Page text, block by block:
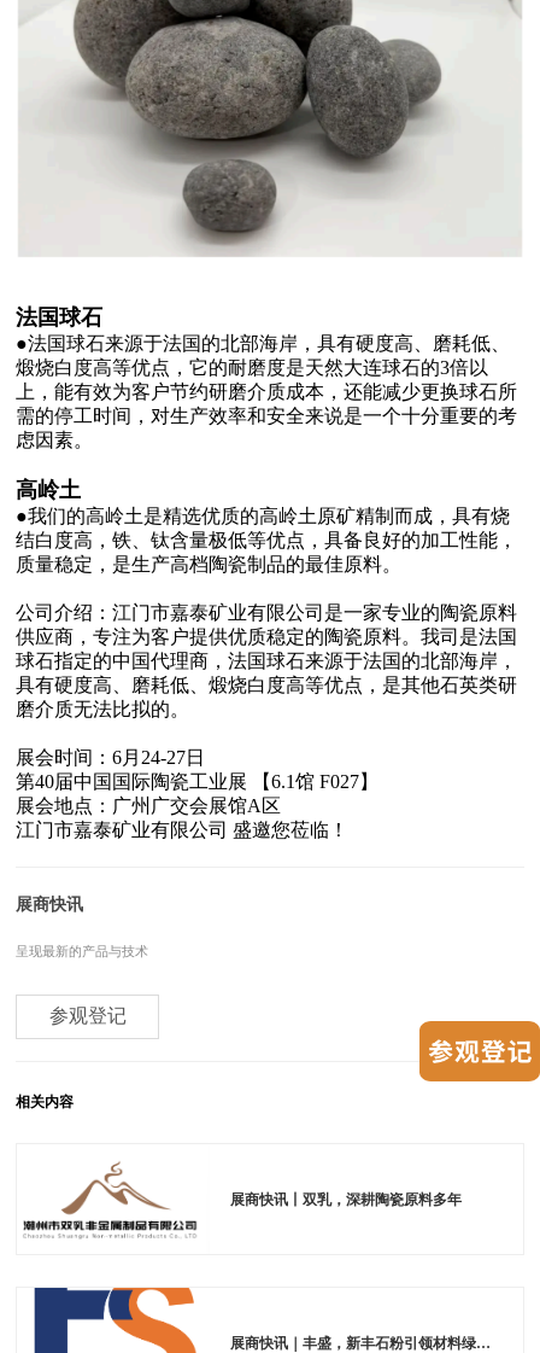
展商快讯
呈现最新的产品与技术
参观登记
相关内容
展商快讯丨双乳，深耕陶瓷原料多年
展商快讯｜丰盛，新丰石粉引领材料绿色发展
法国球石
●法国球石来源于法国的北部海岸，具有硬度高、磨耗低、
煅烧白度高等优点，它的耐磨度是天然大连球石的3倍以
上，能有效为客户节约研磨介质成本，还能减少更换球石所
需的停工时间，对生产效率和安全来说是一个十分重要的考
虑因素。
高岭土
●我们的高岭土是精选优质的高岭土原矿精制而成，具有烧
结白度高，铁、钛含量极低等优点，具备良好的加工性能，
质量稳定，是生产高档陶瓷制品的最佳原料。
公司介绍：江门市嘉泰矿业有限公司是一家专业的陶瓷原料
供应商，专注为客户提供优质稳定的陶瓷原料。我司是法国
球石指定的中国代理商，法国球石来源于法国的北部海岸，
具有硬度高、磨耗低、煅烧白度高等优点，是其他石英类研
磨介质无法比拟的。
展会时间：6月24-27日
第40届中国国际陶瓷工业展 【6.1馆 F027】
展会地点：广州广交会展馆A区
江门市嘉泰矿业有限公司 盛邀您莅临！